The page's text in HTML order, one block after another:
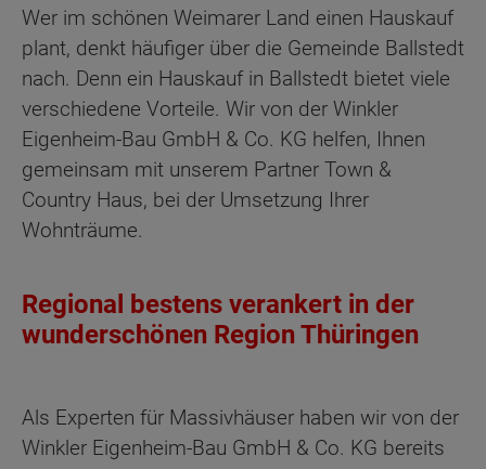
Wer im schönen Weimarer Land einen Hauskauf
plant, denkt häufiger über die Gemeinde Ballstedt
nach. Denn ein Hauskauf in Ballstedt bietet viele
verschiedene Vorteile. Wir von der Winkler
Eigenheim-Bau GmbH & Co. KG helfen, Ihnen
gemeinsam mit unserem Partner Town &
Country Haus, bei der Umsetzung Ihrer
Wohnträume.
Regional bestens verankert in der
wunderschönen Region Thüringen
Als Experten für Massivhäuser haben wir von der
Winkler Eigenheim-Bau GmbH & Co. KG bereits